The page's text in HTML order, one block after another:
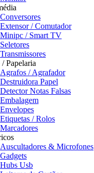
Conversores
Extensor / Comutador
Minipc / Smart TV
Seletores
Transmissores
Papelaria
Agrafos / Agrafador
Destruidora Papel
Detector Notas Falsas
Embalagem
Envelopes
Etiquetas / Rolos
Marcadores
Auscultadores & Microfones
Gadgets
Hubs Usb